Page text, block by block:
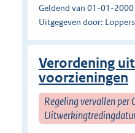
Geldend van 01-01-
Uitgegeven door:
Verordening
voorzieningen
Regeling vervallen